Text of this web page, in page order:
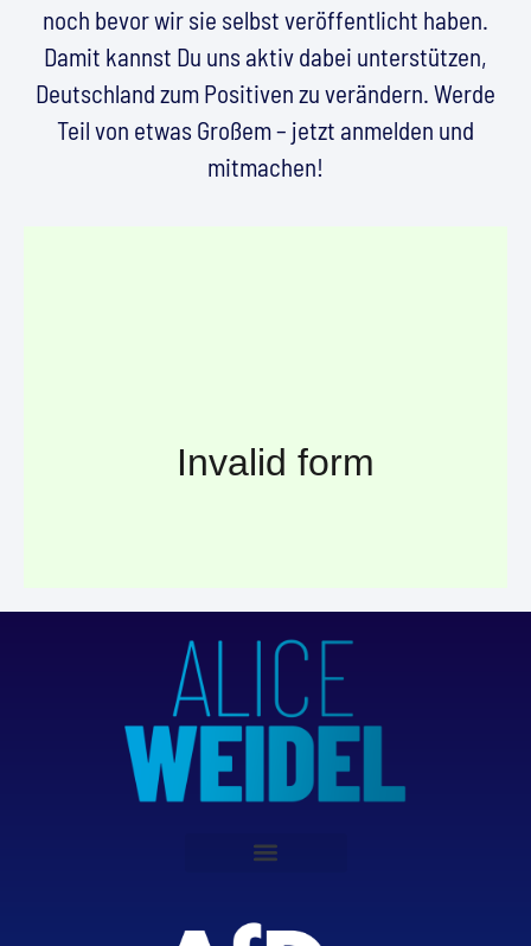
noch bevor wir sie selbst veröffentlicht haben.
Damit kannst Du uns aktiv dabei unterstützen,
Deutschland zum Positiven zu verändern. Werde
Teil von etwas Großem – jetzt anmelden und
mitmachen!